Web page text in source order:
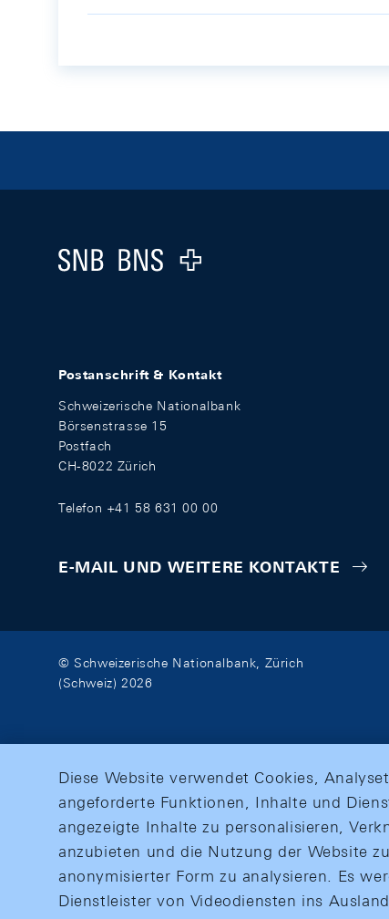
Logo
Postanschrift & Kontakt
Schweizerische Nationalbank
Börsenstrasse 15
Postfach
CH-8022 Zürich
Telefon +41 58 631 00 00
E-MAIL UND WEITERE KONTAKTE
© Schweizerische Nationalbank, Zürich
(Schweiz) 2026
Diese Website verwendet Cookies,
angeforderte Funktionen, Inhalte und
angezeigte Inhalte zu personalisieren,
anzubieten und die Nutzung der Website
anonymisierter Form zu analysieren. Es
Dienstleister von Videodiensten ins